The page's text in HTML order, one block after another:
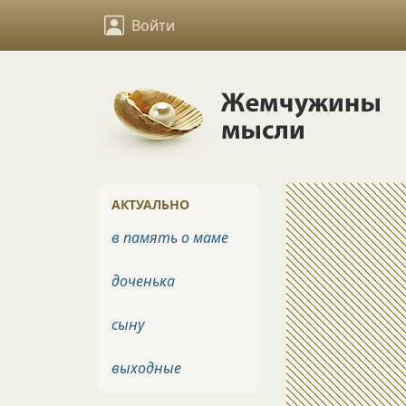
Войти
АКТУАЛЬНО
в память о маме
доченька
сыну
выходные